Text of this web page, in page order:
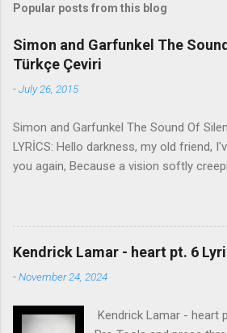
Popular posts from this blog
Simon and Garfunkel The
Türkçe Çeviri
-July 26, 2015
Simon and Garfunkel The Sound Of
LYRİCS: Hello darkness, my old friend,
you again, Because a vision softly
brain Still remains Within the sound of
dreams i walked alone Narrow streets
the halo of a street lamp, I turned my
damp When my eyes were stabbed by
That split the night And touched the
People talking without speaking,
Kendrick Lamar - heart pt. 6
-November 24, 2024
Kendrick Lamar - heart